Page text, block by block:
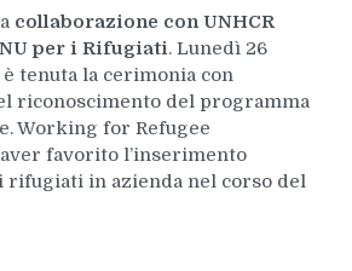
collaborazione con UNHCR
per i Rifugiati. Lunedì 26
è tenuta la cerimonia con
riconoscimento del programma
Working for Refugee
favorito l’inserimento
rifugiati in azienda nel corso del